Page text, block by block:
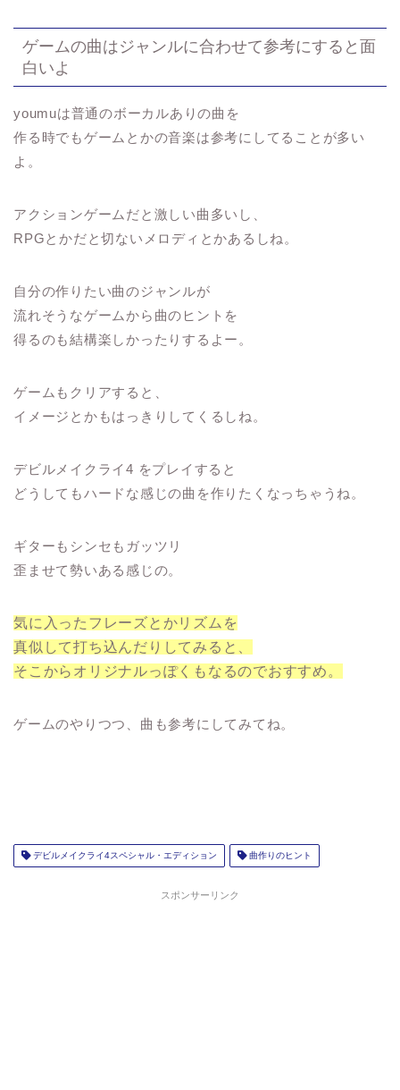
ゲームの曲はジャンルに合わせて参考にすると面
白いよ
youmuは普通のボーカルありの曲を
作る時でもゲームとかの音楽は参考にしてることが多い
よ。
アクションゲームだと激しい曲多いし、
RPGとかだと切ないメロディとかあるしね。
自分の作りたい曲のジャンルが
流れそうなゲームから曲のヒントを
得るのも結構楽しかったりするよー。
ゲームもクリアすると、
イメージとかもはっきりしてくるしね。
デビルメイクライ4 をプレイすると
どうしてもハードな感じの曲を作りたくなっちゃうね。
ギターもシンセもガッツリ
歪ませて勢いある感じの。
気に入ったフレーズとかリズムを
真似して打ち込んだりしてみると、
そこからオリジナルっぽくもなるのでおすすめ。
ゲームのやりつつ、曲も参考にしてみてね。
デビルメイクライ4スペシャル・エディション 曲作りのヒント
スポンサーリンク